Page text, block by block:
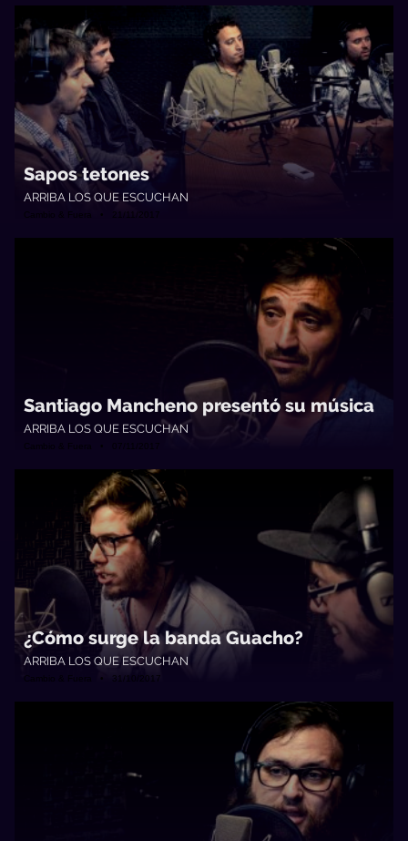
Sapos tetones
ARRIBA LOS QUE ESCUCHAN
Cambio & Fuera • 21/11/2017
Santiago Mancheno presentó su música
ARRIBA LOS QUE ESCUCHAN
Cambio & Fuera • 07/11/2017
¿Cómo surge la banda Guacho?
ARRIBA LOS QUE ESCUCHAN
Cambio & Fuera • 31/10/2017